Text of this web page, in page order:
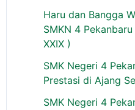
Haru dan Bangga
SMKN 4
XXIX )
SMK Negeri 4
Prestasi di Ajang
SMK Negeri 4